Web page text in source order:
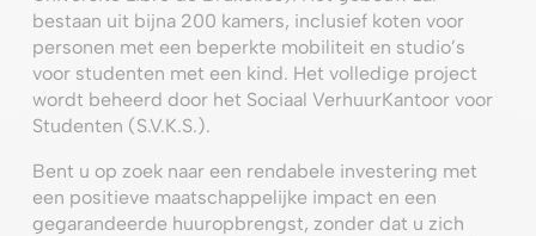
bestaan uit bijna 200 kamers, inclusief koten voor
personen met een beperkte mobiliteit en studio’s
voor studenten met een kind. Het volledige project
wordt beheerd door het Sociaal VerhuurKantoor voor
Studenten (S.V.K.S.).
Bent u op zoek naar een rendabele investering met
een positieve maatschappelijke impact en een
gegarandeerde huuropbrengst, zonder dat u zich